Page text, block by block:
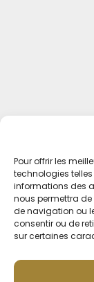
Pour offrir les
technologies
informations des
nous permettra
de navigation ou
consentir ou de
sur certaines